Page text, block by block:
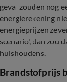
geval zouden nog
energierekening
energieprijzen
scenario', dan zou
huishoudens.
Brandstofprijs